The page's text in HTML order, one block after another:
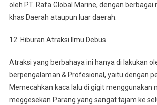
oleh PT. Rafa Global Marine, dengan berbagai
khas Daerah ataupun luar daerah.
12. Hiburan Atraksi Ilmu Debus
Atraksi yang berbahaya ini hanya di lakukan
berpengalaman & Profesional, yaitu dengan
Memecahkan kaca lalu di gigit menggunakan
meggesekan Parang yang sangat tajam ke